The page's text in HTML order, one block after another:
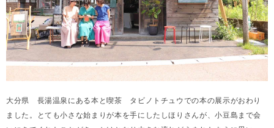
大分県 長湯温泉にある本と喫茶 タビノトチュウでの本の展示がおわり
ました。とても小さな始まりが本を手にしたしほりさんが、小豆島まで会